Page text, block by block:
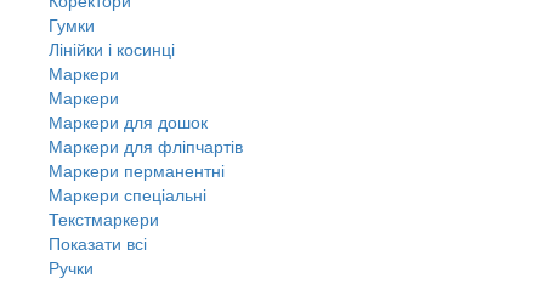
Гумки
Лінійки і косинці
Маркери
Маркери
Маркери для дошок
Маркери для фліпчартів
Маркери перманентні
Маркери спеціальні
Текстмаркери
Показати всі
Ручки